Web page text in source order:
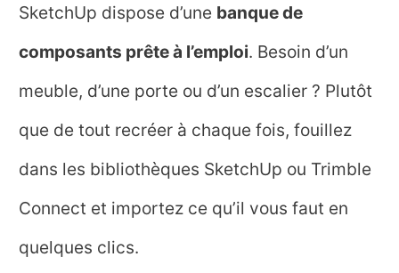
SketchUp dispose d’une banque de
composants prête à l’emploi. Besoin d’un
meuble, d’une porte ou d’un escalier ? Plutôt
que de tout recréer à chaque fois, fouillez
dans les bibliothèques SketchUp ou Trimble
Connect et importez ce qu’il vous faut en
quelques clics.